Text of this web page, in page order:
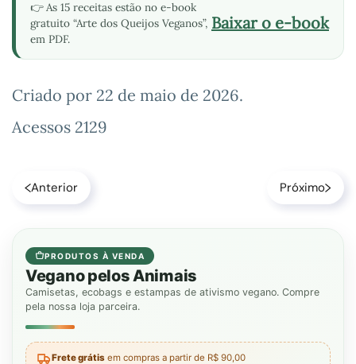
👉 As 15 receitas estão no e-book
gratuito “Arte dos Queijos Veganos”,
em PDF.
Baixar o e-book
Criado por 22 de maio de 2026.
Acessos 2129
Anterior Próximo
PRODUTOS À VENDA
Vegano pelos Animais
Camisetas, ecobags e estampas de ativismo vegano. Compre
pela nossa loja parceira.
Frete grátis em compras a partir de R$ 90,00